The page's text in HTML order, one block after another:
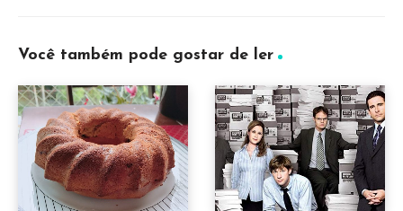
Você também pode gostar de ler